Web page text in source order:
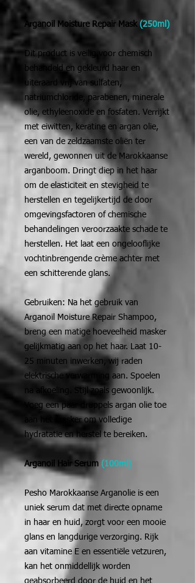
Arganoil Moisture Repair Mask (250ml)
Dit product is veilig voor chemisch
behandeld en gekleurd haar en
uiteraard vrij van sulfaten,
natriumchloride, parabenen, minerale
olie, ethyleenoxide en fosfaten. Verrijkt
met eiwitten, keratine en argan olie,
een van de zeldzaamste oliën ter
wereld, gewonnen uit de Marokkaanse
arganboom. Dringt diep in het haar
om de elasticiteit en stevigheid te
herstellen en tegelijkertijd de door
omgevingsfactoren of chemische
behandelingen veroorzaakte schade te
herstellen. Het laat een ongelooflijke
vochtinbrengende crème achter met
een schitterende glans.
Gebruiken: Na het gebruik van
Arganoil Moisture Repair Shampoo,
breng een matige hoeveelheid masker
gelijkmatig aan op het haar. Laat 10-
25 minuten inwerken, wij raden
elektrische verwarming aan. Spoelen
na afkoeling. Stijl zoals gewoonlijk.
Voeg een paar druppels argan olie toe
aan het masker om volledige
hydratatie en herstel te bereiken.
Arganoil Hair Serum (100ml)
Pesho Marokkaanse Arganolie is een
uniek serum dat met directe opname
in haar en huid, zorgt voor een mooie
glans en langdurige verzorging. Rijk
aan vitamine E en essentiële vetzuren,
kan het onmiddellijk worden
geabsorbeerd door de huid en het